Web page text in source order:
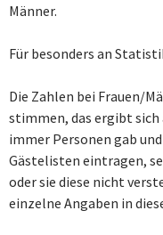
Männer.
Für besonders an
Die Zahlen bei Frauen/
stimmen, das ergibt sich
immer Personen gab
Gästelisten eintragen,
oder sie diese nicht
einzelne Angaben in